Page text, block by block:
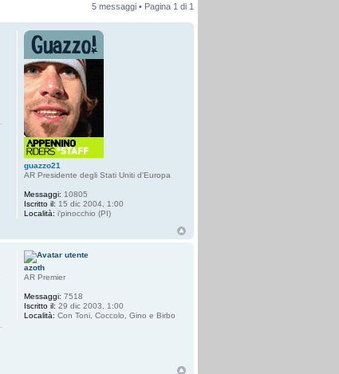
5 messaggi • Pagina 1 di 1
guazzo21
AR Presidente degli Stati Uniti d'Europa
Messaggi: 10805
Iscritto il: 15 dic 2004, 1:00
Località: i'pinocchio (PI)
azoth
AR Premier
Messaggi: 7518
Iscritto il: 29 dic 2003, 1:00
Località: Con Toni, Coccolo, Gino e Birbo